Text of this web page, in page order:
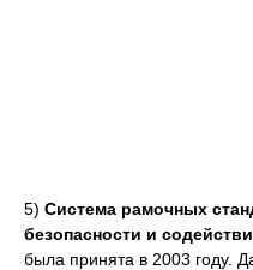
5) Система рамочных
безопасности и
была принята в 2003 году.